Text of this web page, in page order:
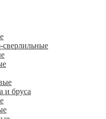
сверлильные
и бруса